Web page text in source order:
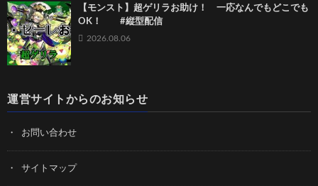
【モンスト】超ゲリラお助け！ 一応なんでもどこでも
OK！ #縦型配信
2026.08.06
運営サイトからのお知らせ
お問い合わせ
サイトマップ